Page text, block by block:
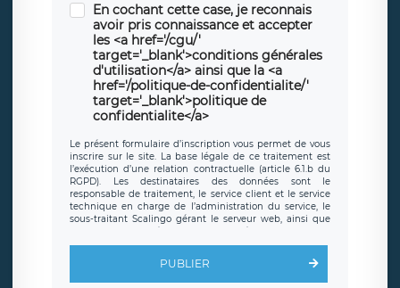
En cochant cette case, je reconnais
avoir pris connaissance et accepter
les <a href='/cgu/'
target='_blank'>conditions générales
d'utilisation</a> ainsi que la <a
href='/politique-de-confidentialite/'
target='_blank'>politique de
confidentialite</a>
Le présent formulaire d’inscription vous permet de vous
inscrire sur le site. La base légale de ce traitement est
l’exécution d’une relation contractuelle (article 6.1.b du
RGPD). Les destinataires des données sont le
responsable de traitement, le service client et le service
technique en charge de l’administration du service, le
sous-traitant Scalingo gérant le serveur web, ainsi que
toute personne légalement autorisée. Le formulaire
d’inscription est hébergé sur un serveur hébergé par
clauses de
protection conformes au RGPD
. Les données collectées
sont conservées jusqu’à ce que l’Internaute en sollicite la
PUBLIER